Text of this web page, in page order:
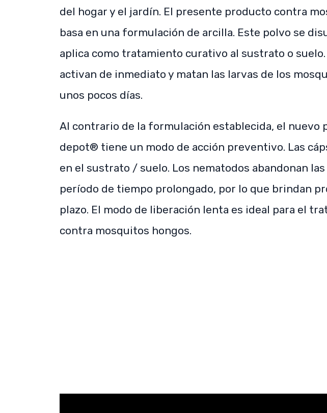
del hogar y el jardín. El presente producto contra
basa en una formulación de arcilla. Este polvo se
aplica como tratamiento curativo al sustrato o
activan de inmediato y matan las larvas de los
unos pocos días.
Al contrario de la formulación establecida, el nuevo
depot® tiene un modo de acción preventivo. Las
en el sustrato / suelo. Los nematodos abandonan
período de tiempo prolongado, por lo que brindan
plazo. El modo de liberación lenta es ideal para el
contra mosquitos hongos.